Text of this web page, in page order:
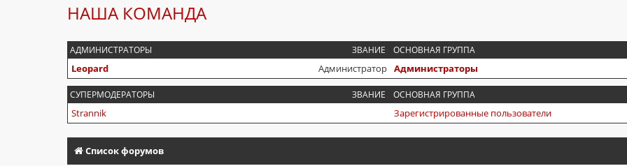
НАША КОМАНДА
ЗВАНИЕ
АДМИНИСТРАТОРЫ ОСНОВНАЯ ГРУППА
Администратор
Leopard Администраторы
ЗВАНИЕ
СУПЕРМОДЕРАТОРЫ ОСНОВНАЯ ГРУППА
Strannik Зарегистрированные пользователи
Список форумов